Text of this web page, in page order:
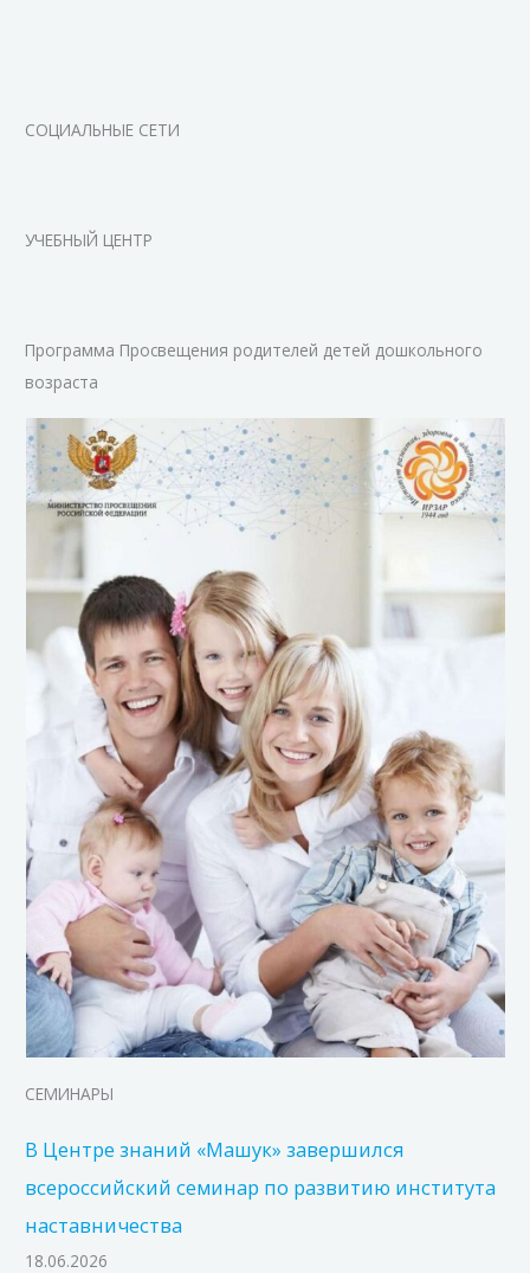
СОЦИАЛЬНЫЕ СЕТИ
УЧЕБНЫЙ ЦЕНТР
Программа Просвещения родителей детей дошкольного
возраста
СЕМИНАРЫ
В Центре знаний «Машук» завершился
всероссийский семинар по развитию института
наставничества
18.06.2026